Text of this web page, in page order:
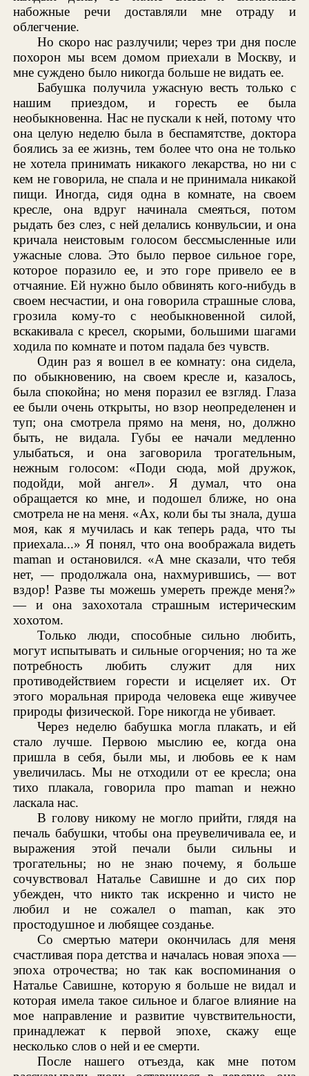
набожные речи доставляли мне отраду и
облегчение.
Но скоро нас разлучили; через три дня после
похорон мы всем домом приехали в Москву, и
мне суждено было никогда больше не видать ее.
Бабушка получила ужасную весть только с
нашим приездом, и горесть ее была
необыкновенна. Нас не пускали к ней, потому что
она целую неделю была в беспамятстве, доктора
боялись за ее жизнь, тем более что она не только
не хотела принимать никакого лекарства, но ни с
кем не говорила, не спала и не принимала никакой
пищи. Иногда, сидя одна в комнате, на своем
кресле, она вдруг начинала смеяться, потом
рыдать без слез, с ней делались конвульсии, и она
кричала неистовым голосом бессмысленные или
ужасные слова. Это было первое сильное горе,
которое поразило ее, и это горе привело ее в
отчаяние. Ей нужно было обвинять кого-нибудь в
своем несчастии, и она говорила страшные слова,
грозила кому-то с необыкновенной силой,
вскакивала с кресел, скорыми, большими шагами
ходила по комнате и потом падала без чувств.
Один раз я вошел в ее комнату: она сидела,
по обыкновению, на своем кресле и, казалось,
была спокойна; но меня поразил ее взгляд. Глаза
ее были очень открыты, но взор неопределенен и
туп; она смотрела прямо на меня, но, должно
быть, не видала. Губы ее начали медленно
улыбаться, и она заговорила трогательным,
нежным голосом: «Поди сюда, мой дружок,
подойди, мой ангел». Я думал, что она
обращается ко мне, и подошел ближе, но она
смотрела не на меня. «Ах, коли бы ты знала, душа
моя, как я мучилась и как теперь рада, что ты
приехала...» Я понял, что она воображала видеть
maman и остановился. «А мне сказали, что тебя
нет, — продолжала она, нахмурившись, — вот
вздор! Разве ты можешь умереть прежде меня?»
— и она захохотала страшным истерическим
хохотом.
Только люди, способные сильно любить,
могут испытывать и сильные огорчения; но та же
потребность любить служит для них
противодействием горести и исцеляет их. От
этого моральная природа человека еще живучее
природы физической. Горе никогда не убивает.
Через неделю бабушка могла плакать, и ей
стало лучше. Первою мыслию ее, когда она
пришла в себя, были мы, и любовь ее к нам
увеличилась. Мы не отходили от ее кресла; она
тихо плакала, говорила про maman и нежно
ласкала нас.
В голову никому не могло прийти, глядя на
печаль бабушки, чтобы она преувеличивала ее, и
выражения этой печали были сильны и
трогательны; но не знаю почему, я больше
сочувствовал Наталье Савишне и до сих пор
убежден, что никто так искренно и чисто не
любил и не сожалел о maman, как это
простодушное и любящее созданье.
Со смертью матери окончилась для меня
счастливая пора детства и началась новая эпоха —
эпоха отрочества; но так как воспоминания о
Наталье Савишне, которую я больше не видал и
которая имела такое сильное и благое влияние на
мое направление и развитие чувствительности,
принадлежат к первой эпохе, скажу еще
несколько слов о ней и ее смерти.
После нашего отъезда, как мне потом